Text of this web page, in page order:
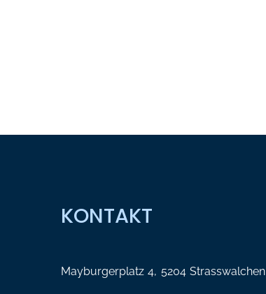
KONTAKT
Mayburgerplatz 4, 5204 Strasswalchen